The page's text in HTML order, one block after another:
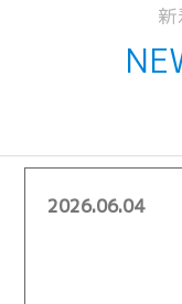
2026.06.04